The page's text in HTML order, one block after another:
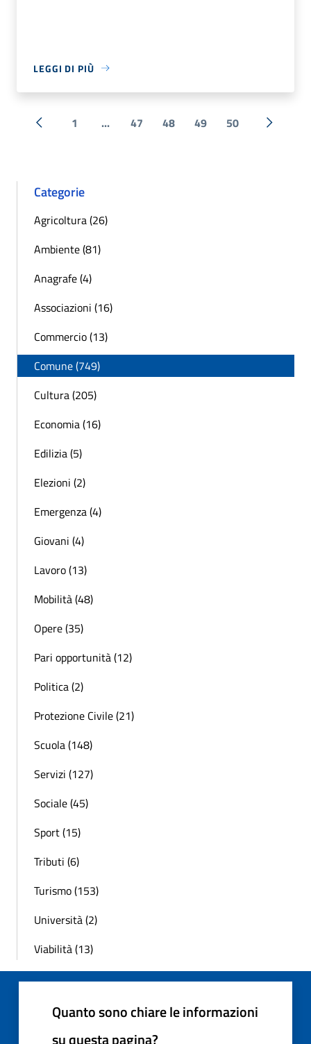
LEGGI DI PIÙ
« Precedente
1 ... 47 48 49 50
Categorie
Agricoltura (26)
Ambiente (81)
Anagrafe (4)
Associazioni (16)
Commercio (13)
Comune (749)
Cultura (205)
Economia (16)
Edilizia (5)
Elezioni (2)
Emergenza (4)
Giovani (4)
Lavoro (13)
Mobilità (48)
Opere (35)
Pari opportunità (12)
Politica (2)
Protezione Civile (21)
Scuola (148)
Servizi (127)
Sociale (45)
Sport (15)
Tributi (6)
Turismo (153)
Università (2)
Viabilità (13)
Quanto sono chiare le informazioni
su questa pagina?